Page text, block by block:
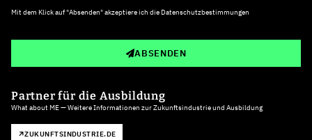
Mit dem Klick auf "Absenden" akzeptiere ich die Datenschutzbestimmungen
ABSENDEN
Partner für die Ausbildung
What about ME — Weitere Informationen zur Zukunftsindustrie und Ausbildung
ZUKUNFTSINDUSTRIE.DE